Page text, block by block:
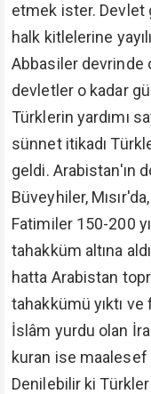
etmek ister.
halk kitlelerine
Abbasiler devrinde
devletler o kadar
Türklerin yardımı
sünnet itikadı
geldi. Arabistan'ın
Büveyhiler,
Fatimiler 150-200
tahakküm altına
hatta Arabistan
tahakkümü yıktı
İslâm yurdu olan
kuran ise maalesef
Denilebilir ki